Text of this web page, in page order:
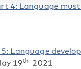
4: Language
Language
19th 2021